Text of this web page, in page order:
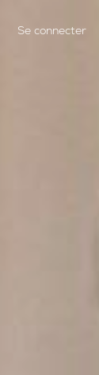
Se connecter